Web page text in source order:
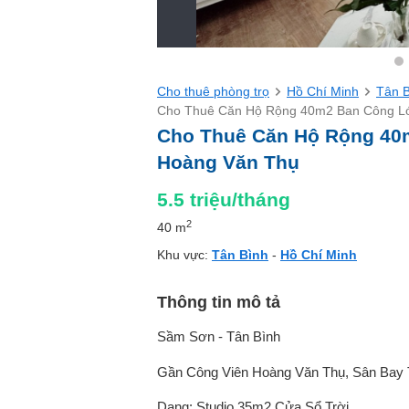
Cho thuê phòng trọ Hồ Chí Minh
Tân
Cho Thuê Căn Hộ Rộng 40m2 Ban Công
Cho Thuê Căn Hộ Rộng
Hoàng Văn Thụ
5.5 triệu/tháng
40 m2
Khu vực: Tân Bình - Hồ Chí Minh
Thông tin mô tả
Sầm Sơn - Tân Bình
Gần Công Viên Hoàng Văn Thụ, Sân